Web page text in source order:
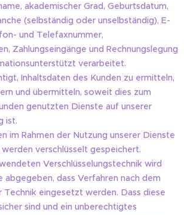
akademischer Grad, Geburtsdatum,
(selbständig oder unselbständig), E-
und Telefaxnummer,
Zahlungseingänge und Rechnungslegung
verarbeitet.
Inhaltsdaten des Kunden zu ermitteln,
und übermitteln, soweit dies zum
genutzten Dienste auf unserer
ist.
im Rahmen der Nutzung unserer Dienste
verschlüsselt gespeichert.
Verschlüsselungstechnik wird
abgegeben, dass Verfahren nach dem
Technik eingesetzt werden. Dass diese
sind und ein unberechtigtes